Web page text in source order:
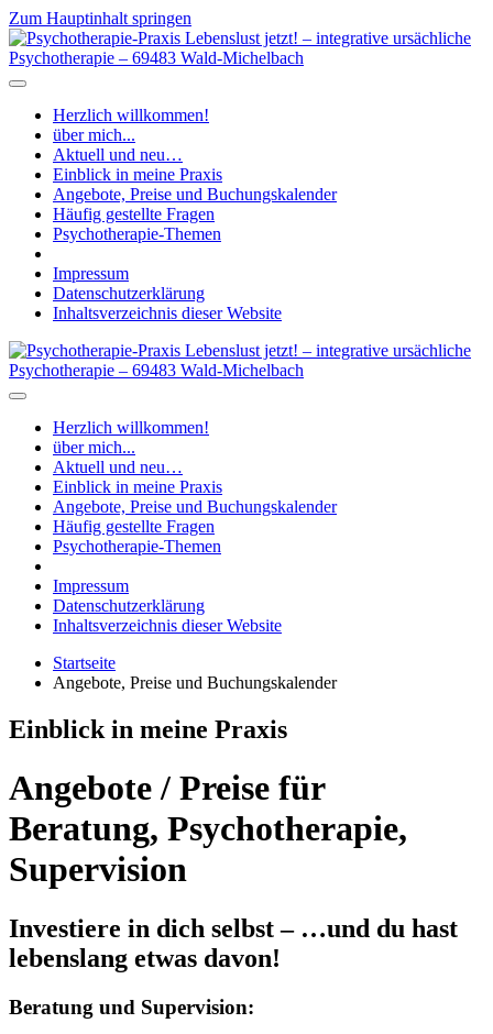
Zum Hauptinhalt springen
Herzlich willkommen!
über mich...
Aktuell und neu…
Einblick in meine Praxis
Angebote, Preise und Buchungskalender
Häufig gestellte Fragen
Psychotherapie-Themen
Impressum
Datenschutzerklärung
Inhaltsverzeichnis dieser Website
Herzlich willkommen!
über mich...
Aktuell und neu…
Einblick in meine Praxis
Angebote, Preise und Buchungskalender
Häufig gestellte Fragen
Psychotherapie-Themen
Impressum
Datenschutzerklärung
Inhaltsverzeichnis dieser Website
Startseite
Angebote, Preise und Buchungskalender
Einblick in meine Praxis
Angebote / Preise für
Beratung, Psychotherapie,
Supervision
Investiere in dich selbst – …und du hast
lebenslang etwas davon!
Beratung und Supervision: